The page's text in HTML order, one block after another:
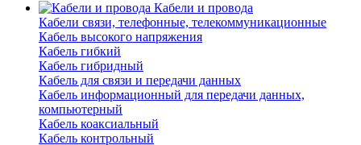
Кабели и провода
Кабели связи, телефонные, телекоммуникационные
Кабель высокого напряжения
Кабель гибкий
Кабель гибридный
Кабель для связи и передачи данных
Кабель информационный для передачи данных,
компьютерный
Кабель коаксиальный
Кабель контрольный